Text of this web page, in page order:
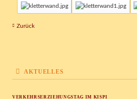
Zurück
AKTUELLES
VERKEHRSERZIEHUNGSTAG IM KISPI